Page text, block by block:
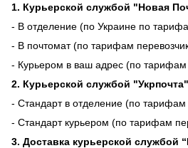
1. Курьерской службой "Новая
- В отделение (по Украине по
- В почтомат (по тарифам
- Курьером в ваш адрес (по тарифам
2. Курьерской службой
- Стандарт в отделение (по тарифам
- Стандарт курьером (по тарифам
3. Доставка курьерской службой